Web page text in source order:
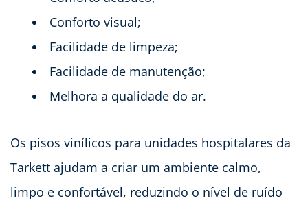
Conforto visual;
Facilidade de limpeza;
Facilidade de manutenção;
Melhora a qualidade do ar.
Os pisos vinílicos para unidades hospitalares da
Tarkett ajudam a criar um ambiente calmo,
limpo e confortável, reduzindo o nível de ruído